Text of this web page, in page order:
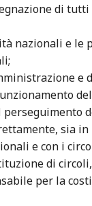
di
nazionali e le
e
sia
e con i
di
per la